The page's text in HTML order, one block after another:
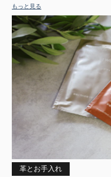
もっと見る
革とお手入れ